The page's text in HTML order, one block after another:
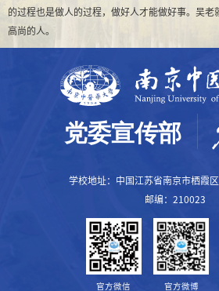
的过程也是做人的过程，做好人才能做好事。吴老
高尚的人。
学校地址：中国江苏省南京市栖霞
邮编：210023
官方微信 官方微博